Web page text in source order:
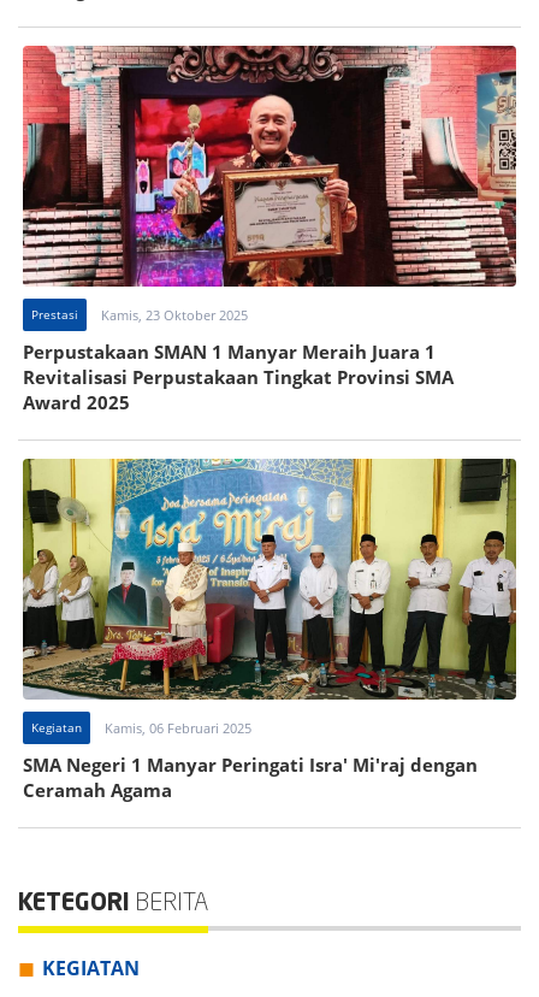
Prestasi Kamis, 23 Oktober 2025
Perpustakaan SMAN 1 Manyar Meraih Juara 1
Revitalisasi Perpustakaan Tingkat Provinsi SMA
Award 2025
Kegiatan Kamis, 06 Februari 2025
SMA Negeri 1 Manyar Peringati Isra' Mi'raj dengan
Ceramah Agama
KETEGORI BERITA
KEGIATAN